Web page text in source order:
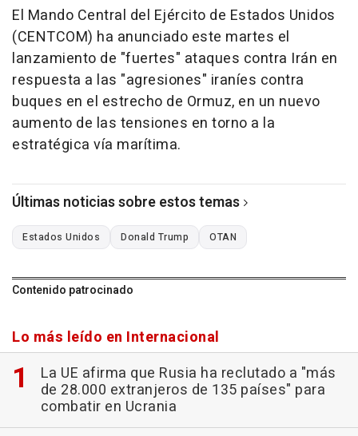
El Mando Central del Ejército de Estados Unidos
(CENTCOM) ha anunciado este martes el
lanzamiento de "fuertes" ataques contra Irán en
respuesta a las "agresiones" iraníes contra
buques en el estrecho de Ormuz, en un nuevo
aumento de las tensiones en torno a la
estratégica vía marítima.
Últimas noticias sobre estos temas
Estados Unidos Donald Trump OTAN
Contenido patrocinado
Lo más leído en Internacional
La UE afirma que Rusia ha reclutado a "más
de 28.000 extranjeros de 135 países" para
combatir en Ucrania